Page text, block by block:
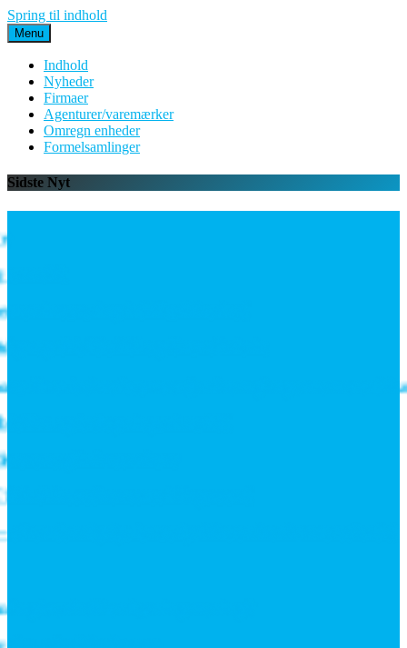
Spring til indhold
Menu
Indhold
Nyheder
Firmaer
Agenturer/varemærker
Omregn enheder
Formelsamlinger
Sidste Nyt
investering i driftssikkerhed
til både EU og Great Britain
Data bekræfter, at vejen frem går gennem
og belægninger i realtid
energiinfrastruktur
til hovedkontoret i Bagsværd
er den rigtige batteripakke en konkurrencefordel
hvilken løsning mening?
øjet ikke kan se